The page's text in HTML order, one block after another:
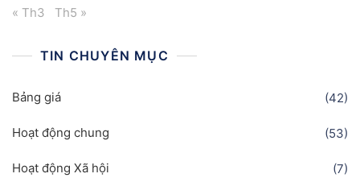
« Th3 Th5 »
TIN CHUYÊN MỤC
Bảng giá (42)
Hoạt động chung (53)
Hoạt động Xã hội (7)